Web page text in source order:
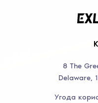
8 The
Delaware,
Угода